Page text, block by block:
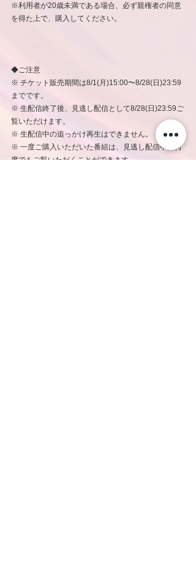
※利用者が20歳未満である場合、必ず親権者の同意
を得た上で、購入してください。
◆ご注意
※ チケット販売期間は8/1(月)15:00〜8/28(日)23:59
までです。
※ 生配信終了後、見逃し配信として8/28(日)23:59ご
覧いただけます。
※ 生配信中の追っかけ再生はできません。
※ 一度ご購入いただいた番組は、見逃し配信中に何
度でもご覧いただくことができます。